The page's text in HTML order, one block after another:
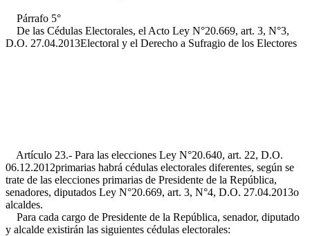
Párrafo 5°
De las Cédulas Electorales, el Acto Ley N°20.669, art. 3, N°3,
D.O. 27.04.2013Electoral y el Derecho a Sufragio de los Electores
Artículo 23.- Para las elecciones Ley N°20.640, art. 22, D.O.
06.12.2012primarias habrá cédulas electorales diferentes, según se
trate de las elecciones primarias de Presidente de la República,
senadores, diputados Ley N°20.669, art. 3, N°4, D.O. 27.04.2013o
alcaldes.
Para cada cargo de Presidente de la República, senador, diputado
y alcalde existirán las siguientes cédulas electorales: